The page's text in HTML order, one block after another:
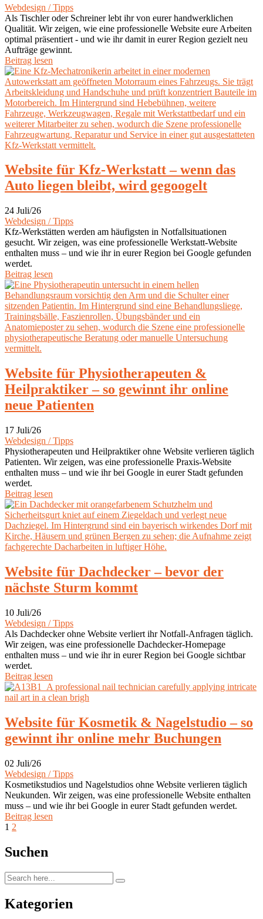
Webdesign / Tipps
Als Tischler oder Schreiner lebt ihr von eurer handwerklichen
Qualität. Wir zeigen, wie eine professionelle Website eure Arbeiten
optimal präsentiert - und wie ihr damit in eurer Region gezielt neu
Aufträge gewinnt.
Beitrag lesen
Website für Kfz-Werkstatt – wenn das
Auto liegen bleibt, wird gegoogelt
24 Juli/26
Webdesign / Tipps
Kfz-Werkstätten werden am häufigsten in Notfallsituationen
gesucht. Wir zeigen, was eine professionelle Werkstatt-Website
enthalten muss – und wie ihr in eurer Region bei Google gefunden
werdet.
Beitrag lesen
Website für Physiotherapeuten &
Heilpraktiker – so gewinnt ihr online
neue Patienten
17 Juli/26
Webdesign / Tipps
Physiotherapeuten und Heilpraktiker ohne Website verlieren täglich
Patienten. Wir zeigen, was eine professionelle Praxis-Website
enthalten muss – und wie ihr bei Google in eurer Stadt gefunden
werdet.
Beitrag lesen
Website für Dachdecker – bevor der
nächste Sturm kommt
10 Juli/26
Webdesign / Tipps
Als Dachdecker ohne Website verliert ihr Notfall-Anfragen täglich.
Wir zeigen, was eine professionelle Dachdecker-Homepage
enthalten muss – und wie ihr in eurer Region bei Google sichtbar
werdet.
Beitrag lesen
Website für Kosmetik & Nagelstudio – so
gewinnt ihr online mehr Buchungen
02 Juli/26
Webdesign / Tipps
Kosmetikstudios und Nagelstudios ohne Website verlieren täglich
Neukunden. Wir zeigen, was eine professionelle Website enthalten
muss – und wie ihr bei Google in eurer Stadt gefunden werdet.
Beitrag lesen
1 2
Suchen
Kategorien